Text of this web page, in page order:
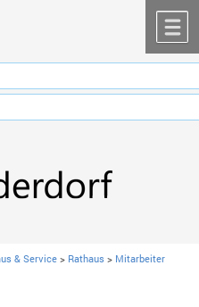
& Service> Rathaus > Mitarbeiter